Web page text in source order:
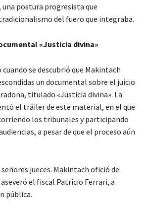
una postura progresista que
del fuero que integraba.
«Justicia divina»
se descubrió que Makintach
un documental sobre el juicio
titulado «Justicia divina». La
el tráiler de este material, en el que
los tribunales y participando
a pesar de que el proceso aún
jueces. Makintach ofició de
aseveró el fiscal Patricio Ferrari, a
pública.